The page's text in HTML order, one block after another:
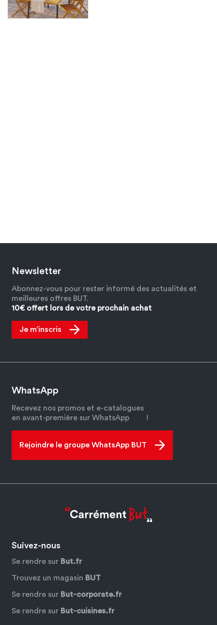
Newsletter
Abonnez-vous pour rester informé des actualités et
meilleures offres BUT.
10€ offert lors de votre prochain achat
Je m’inscris
WhatsApp
Recevez nos promos et e-catalogues
en avant-première sur WhatsApp
!
Rejoindre le groupe WhatsApp BUT
Suivez-nous
Se rendre sur But.fr
Trouvez un magasin BUT
Se rendre sur But-corporate.fr
Se rendre sur But-cuisines.fr